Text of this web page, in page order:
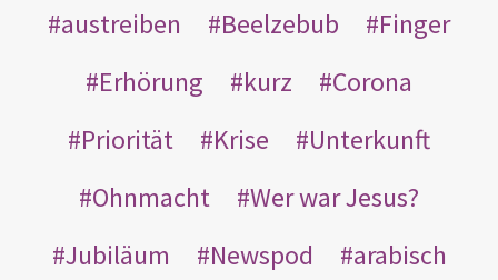
austreiben
Beelzebub
Finger
Erhörung
kurz
Corona
Priorität
Krise
Unterkunft
Ohnmacht
Wer war Jesus?
Jubiläum
Newspod
arabisch